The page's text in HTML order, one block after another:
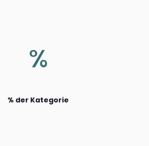
%
% der Kategorie